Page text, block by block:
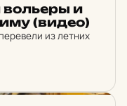
воль­еры и
(видео)
из летних